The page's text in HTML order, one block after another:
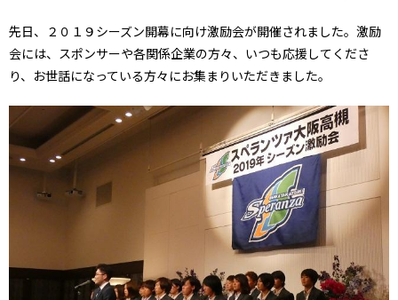
先日、２０１９シーズン開幕に向け激励会が開催されました。激励
会には、スポンサーや各関係企業の方々、いつも応援してくださ
り、お世話になっている方々にお集まりいただきました。